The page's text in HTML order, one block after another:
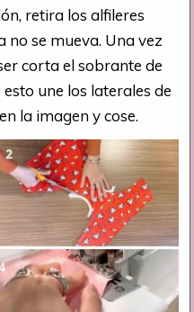
retira los alfileres
no se mueva. Una vez
corta el sobrante de
une los laterales de
la imagen y cose.